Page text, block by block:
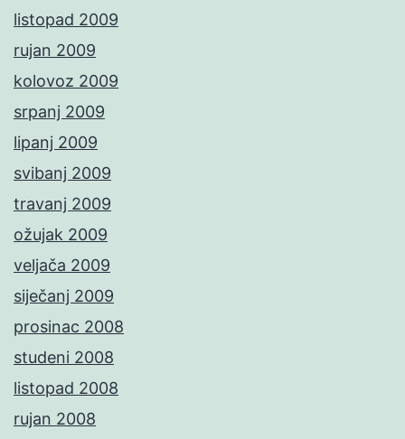
listopad 2009
rujan 2009
kolovoz 2009
srpanj 2009
lipanj 2009
svibanj 2009
travanj 2009
ožujak 2009
veljača 2009
siječanj 2009
prosinac 2008
studeni 2008
listopad 2008
rujan 2008